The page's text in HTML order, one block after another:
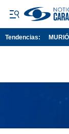
Tendencias: